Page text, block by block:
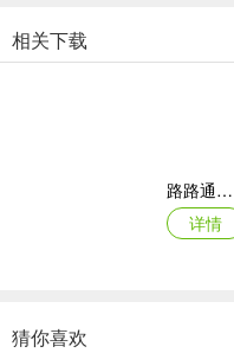
相关下载
路路通时刻表ios版
详情
猜你喜欢